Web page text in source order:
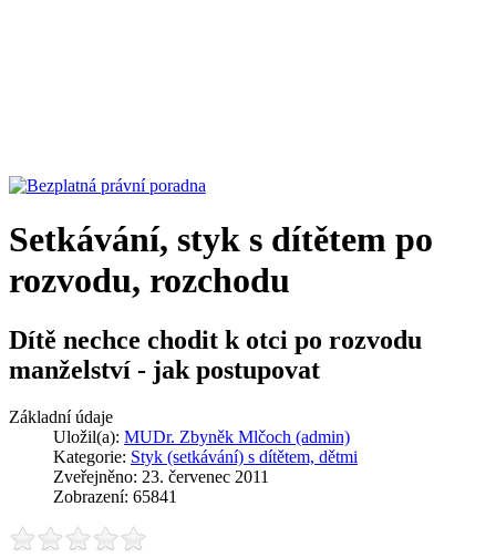
Setkávání, styk s dítětem po
rozvodu, rozchodu
Dítě nechce chodit k otci po rozvodu
manželství - jak postupovat
Základní údaje
Uložil(a): MUDr. Zbyněk Mlčoch (admin)
Kategorie: Styk (setkávání) s dítětem, dětmi
Zveřejněno: 23. červenec 2011
Zobrazení: 65841